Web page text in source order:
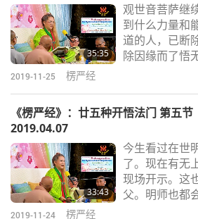
以上是别的世
好了。如果我
又感激了。无
「若有众生喜
35:35
观世音菩萨继
到什么力量和
道的人，已断
除因缘而了悟
殊胜，修行
身分现身在他
断的修行人，
性而且修行很
闻，为他们说
脱。」「如果
觉醒，不沾染
2019-11-25 楞严经
《楞严经》：廿五种开悟法门 第五节
2019.04.07
33:43
今生看过在世
了。现在有无
现场开示。这
父。明师也都
由指定的徒
2019-11-24 楞严经